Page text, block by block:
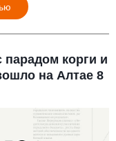
корги и
на Алтае 8